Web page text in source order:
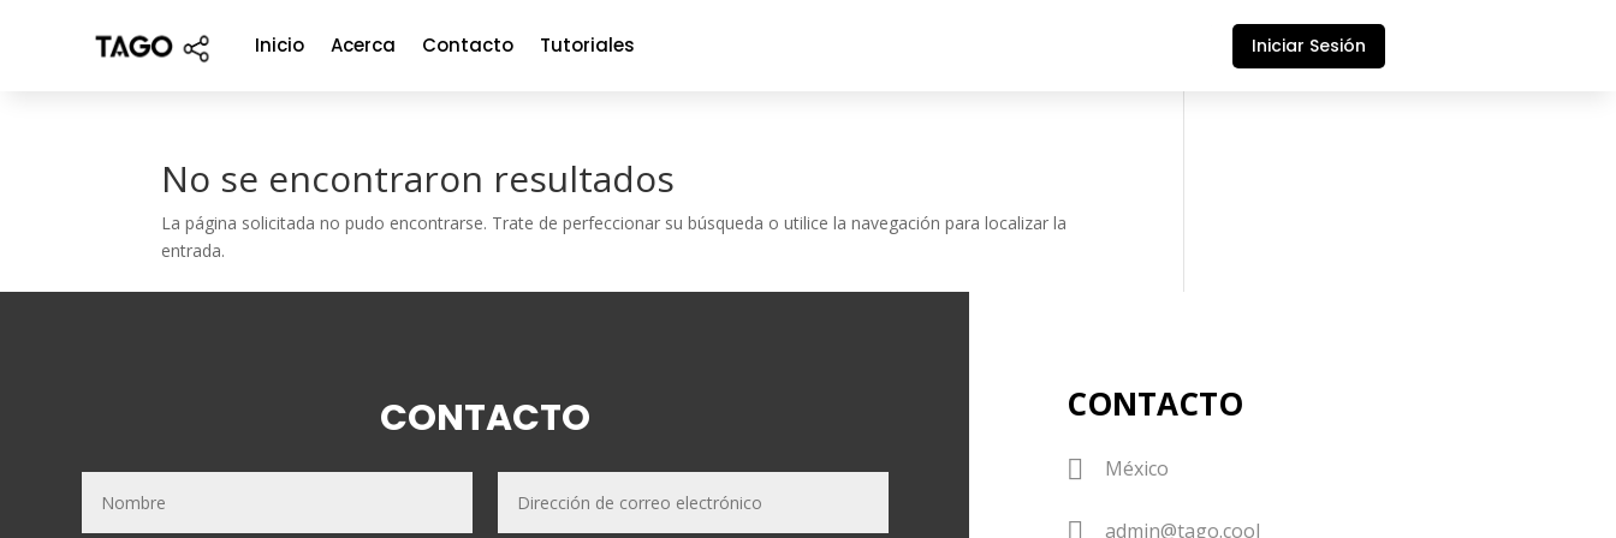
Inicio Acerca Contacto Tutoriales Iniciar Sesión
No se encontraron resultados
La página solicitada no pudo encontrarse. Trate de perfeccionar su búsqueda o utilice la navegación para localizar la
entrada.
CONTACTO CONTACTO
 México
admin@tago.cool